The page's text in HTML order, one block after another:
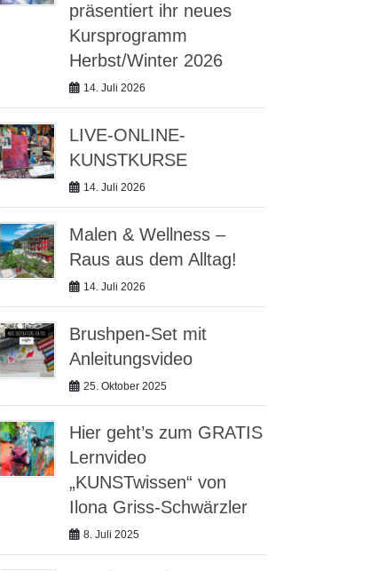
präsentiert ihr neues
Kursprogramm
Herbst/Winter 2026
14. Juli 2026
LIVE-ONLINE-
KUNSTKURSE
14. Juli 2026
Malen & Wellness –
Raus aus dem Alltag!
14. Juli 2026
Brushpen-Set mit
Anleitungsvideo
25. Oktober 2025
Hier geht’s zum GRATIS
Lernvideo
„KUNSTwissen“ von
Ilona Griss-Schwärzler
8. Juli 2025